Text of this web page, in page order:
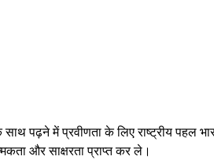
पढ़ने में प्रवीणता के लिए राष्ट्रीय पहल
और साक्षरता प्राप्त कर ले।